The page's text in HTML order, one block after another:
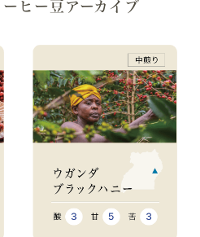
ヒー豆アーカイブ